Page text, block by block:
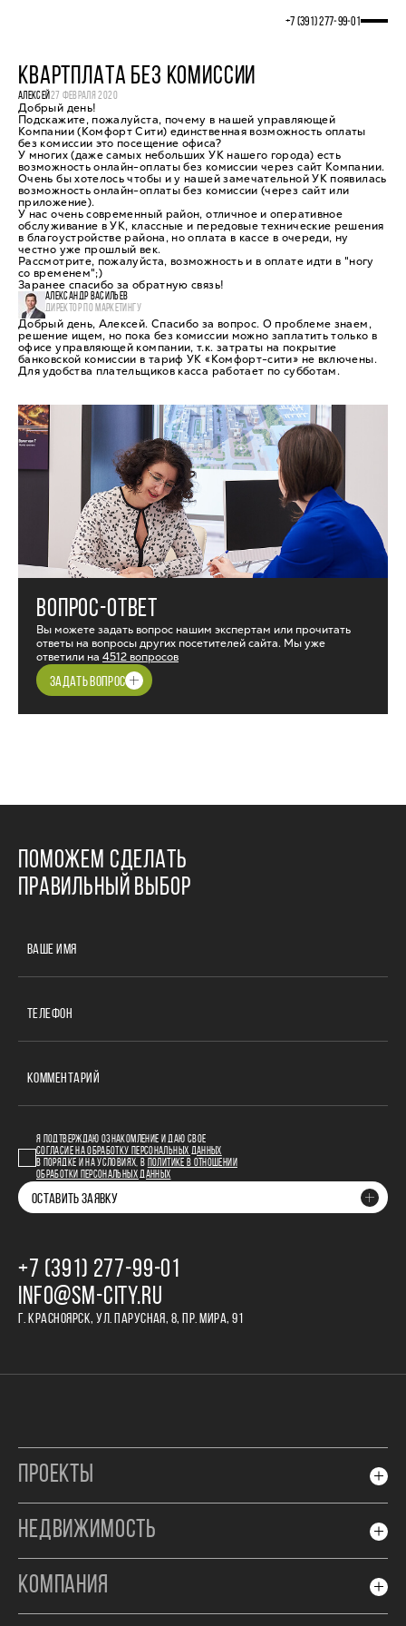
+7 (391) 277‒99‒01
КВАРТПЛАТА БЕЗ КОМИССИИ
АЛЕКСЕЙ27 ФЕВРАЛЯ 2020
Добрый день!
Подскажите, пожалуйста, почему в нашей управляющей
Компании (Комфорт Сити) единственная возможность оплаты
без комиссии это посещение офиса?
У многих (даже самых небольших УК нашего города) есть
возможность онлайн-оплаты без комиссии через сайт Компании.
Очень бы хотелось чтобы и у нашей замечательной УК появилась
возможность онлайн-оплаты без комиссии (через сайт или
приложение).
У нас очень современный район, отличное и оперативное
обслуживание в УК, классные и передовые технические решения
в благоустройстве района, но оплата в кассе в очереди, ну
честно уже прошлый век.
Рассмотрите, пожалуйста, возможность и в оплате идти в "ногу
со временем";)
Заранее спасибо за обратную связь!
АЛЕКСАНДР ВАСИЛЬЕВ
ДИРЕКТОР ПО МАРКЕТИНГУ
Добрый день, Алексей. Спасибо за вопрос. О проблеме знаем,
решение ищем, но пока без комиссии можно заплатить только в
офисе управляющей компании, т.к. затраты на покрытие
банковской комиссии в тариф УК «Комфорт-сити» не включены.
Для удобства плательщиков касса работает по субботам.
ВОПРОС-ОТВЕТ
Вы можете задать вопрос нашим экспертам или прочитать
ответы на вопросы других посетителей сайта. Мы уже
ответили на 4512 вопросов
ЗАДАТЬ ВОПРОС
ПОМОЖЕМ СДЕЛАТЬ
ПРАВИЛЬНЫЙ ВЫБОР
ВАШЕ ИМЯ
ТЕЛЕФОН
КОММЕНТАРИЙ
Я ПОДТВЕРЖДАЮ ОЗНАКОМЛЕНИЕ И ДАЮ СВОЕ
СОГЛАСИЕ НА ОБРАБОТКУ ПЕРСОНАЛЬНЫХ ДАННЫХ
В ПОРЯДКЕ И НА УСЛОВИЯХ, В
ПОЛИТИКЕ В ОТНОШЕНИИ
ОБРАБОТКИ ПЕРСОНАЛЬНЫХ ДАННЫХ
ОСТАВИТЬ ЗАЯВКУ
+7 (391) 277‒99‒01
INFO@SM-CITY.RU
Г. КРАСНОЯРСК, УЛ. ПАРУСНАЯ, 8, ПР. МИРА, 91
ПРОЕКТЫ
НЕДВИЖИМОСТЬ
КОМПАНИЯ